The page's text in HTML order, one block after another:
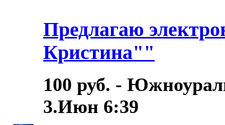
Предлагаю
Кристина""
100 руб. -
3.Июн 6:39